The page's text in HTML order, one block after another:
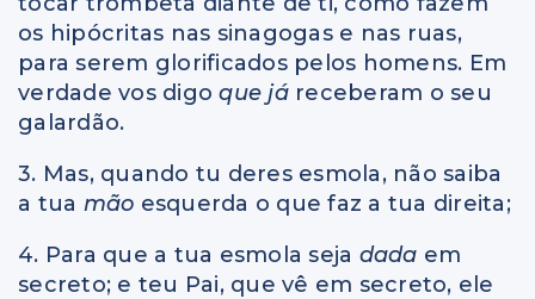
os hipócritas nas sinagogas e nas ruas,
para serem glorificados pelos homens. Em
verdade vos digoque já receberam o seu
galardão.
3. Mas, quando tu deres esmola, não saiba
a tua mão esquerda o que faz a tua direita;
4. Para que a tua esmola seja dada em
secreto; e teu Pai, que vê em secreto, ele